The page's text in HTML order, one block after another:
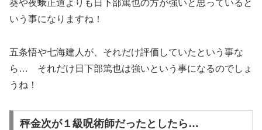
葵や夜蛾正道よりも日下部篤也の方が強いと思っていると
いう事になりますね！
五条悟や七海建人が、それだけ評価していたという事な
ら… それだけ日下部篤也は強いという事になるのでしょ
うね！
秤金次が１級呪術師だったとしたら…